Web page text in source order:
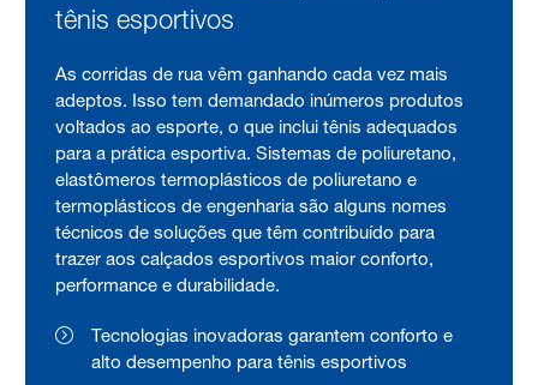
tênis esportivos
As corridas de rua vêm ganhando cada vez mais
adeptos. Isso tem demandado inúmeros produtos
voltados ao esporte, o que inclui tênis adequados
para a prática esportiva. Sistemas de poliuretano,
elastômeros termoplásticos de poliuretano e
termoplásticos de engenharia são alguns nomes
técnicos de soluções que têm contribuído para
trazer aos calçados esportivos maior conforto,
performance e durabilidade.
Tecnologias inovadoras garantem conforto e
alto desempenho para tênis esportivos